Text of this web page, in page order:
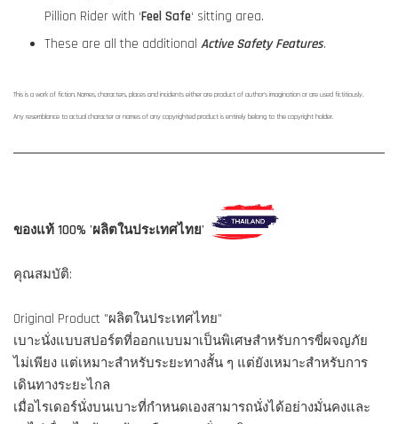
Pillion Rider with ‘Feel Safe‘ sitting area.
These are all the additional Active Safety Features.
This is a work of fiction. Names, characters, places and incidents either are product of author's imagination or are used fictitiously.
Any resemblance to actual character or names of any copyrighted product is entirely belong to the copyright holder.
ของแท้ 100% 'ผลิตในประเทศไทย'
คุณสมบัติ:
Original Product "ผลิตในประเทศไทย"
เบาะนั่งแบบสปอร์ตที่ออกแบบมาเป็นพิเศษสำหรับการขี่ผจญภัย
ไม่เพียง แต่เหมาะสำหรับระยะทางสั้น ๆ แต่ยังเหมาะสำหรับการ
เดินทางระยะไกล
เมื่อไรเดอร์นั่งบนเบาะที่กำหนดเองสามารถนั่งได้อย่างมั่นคงและ